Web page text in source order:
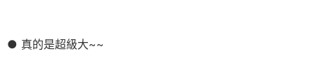
● 真的是超級大~~